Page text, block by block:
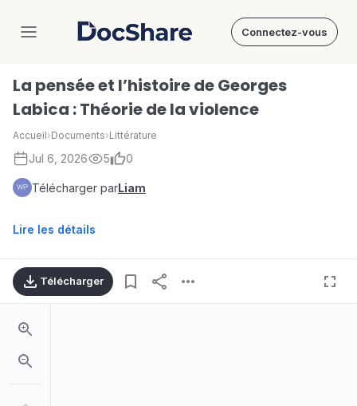
DocShare Connectez-vous
La pensée et l’histoire de Georges
Labica : Théorie de la violence
Accueil›Documents›Littérature
Jul 6, 2026 5 0
Télécharger parLiam
Lire les détails
Télécharger